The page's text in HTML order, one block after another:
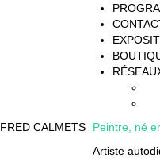
FRED CALMETS
Peintre, né
Artiste